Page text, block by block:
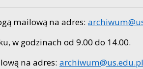
mailową na adres:
w godzinach od 9.00 do 14.00.
na adres: archiwum@us.edu.pl